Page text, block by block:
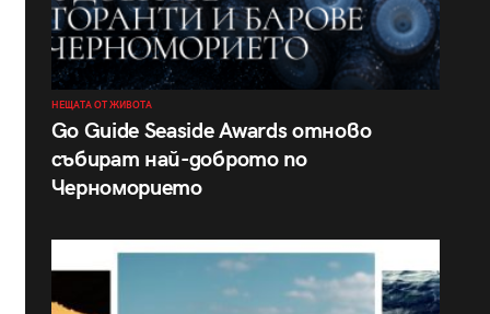
НЕЩАТА ОТ ЖИВОТА
Go Guide Seaside Awards отново
събират най-доброто по
Черноморието